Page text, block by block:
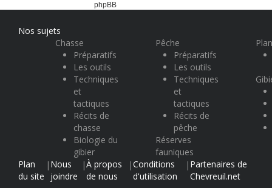
phpBB
Nos sujets
Chasse
Préparatifs
Les outils
Techniques
et
tactiques
Récits de
chasse
Biologie du
gibier
Pêche
Préparatifs
Les outils
Techniques
et
tactiques
Récits de
pêche
Réserves
fauniques
Plan
du site
| Nous
joindre
|À propos
de nous
|Conditions
d'utilisation
| Partenaires de
Chevreuil.net